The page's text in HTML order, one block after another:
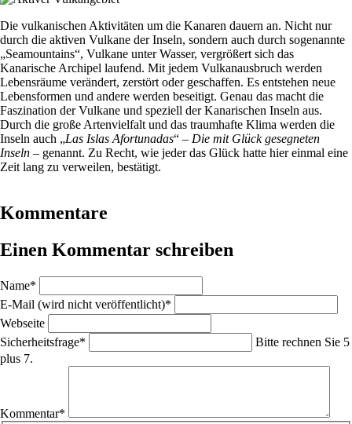
Die vulkanischen Aktivitäten um die Kanaren dauern an. Nicht nur
durch die aktiven Vulkane der Inseln, sondern auch durch sogenannte
„Seamountains“, Vulkane unter Wasser, vergrößert sich das
Kanarische Archipel laufend. Mit jedem Vulkanausbruch werden
Lebensräume verändert, zerstört oder geschaffen. Es entstehen neue
Lebensformen und andere werden beseitigt. Genau das macht die
Faszination der Vulkane und speziell der Kanarischen Inseln aus.
Durch die große Artenvielfalt und das traumhafte Klima werden die
Inseln auch „Las Islas Afortunadas“ – Die mit Glück gesegneten
Inseln – genannt. Zu Recht, wie jeder das Glück hatte hier einmal eine
Zeit lang zu verweilen, bestätigt.
Kommentare
Einen Kommentar schreiben
Pflichtfeld
Name*
Pflichtfeld
E-Mail (wird nicht veröffentlicht)*
Webseite
Pflichtfeld
Sicherheitsfrage*
Bitte rechnen Sie 5
plus 7.
Kommentar*